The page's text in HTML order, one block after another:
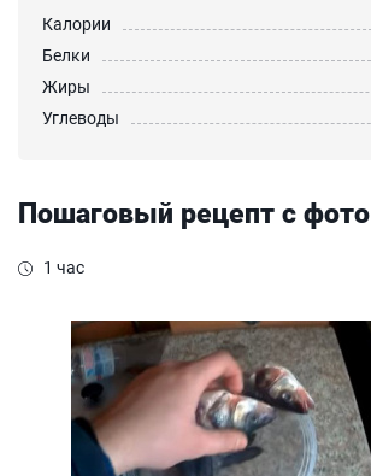
Калории
Белки
Жиры
Углеводы
Пошаговый рецепт с фото
1 час